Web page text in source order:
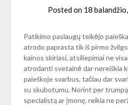
Posted on 18
Patikimo paslaugų teikėjo
atrodo paprasta tik iš pirmo
kainos skiriasi, atsiliepimai ne
atrodanti svetainė dar nereiškia
paieškoje svarbus, tačiau dar
su skubotumu. Norint per
specialistą ar įmonę, reikia ne